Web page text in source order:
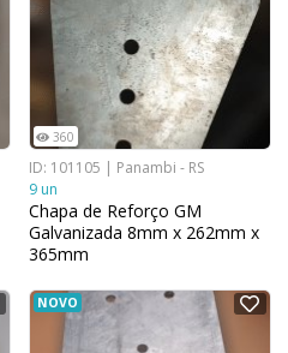
360
ID: 101105 | Panambi - RS
9 un
Chapa de Reforço GM
Galvanizada 8mm x 262mm x
365mm
NOVO